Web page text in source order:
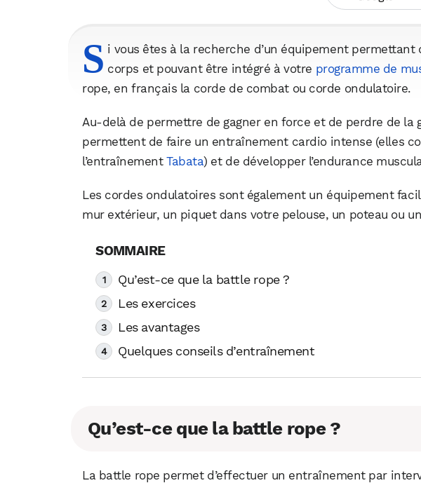
S i vous êtes à la recherche d’un équipement permettant
corps et pouvant être intégré à votre programme de
rope, en français la corde de combat ou corde ondulatoire.
Au-delà de permettre de gagner en force et de perdre de la
permettent de faire un entraînement cardio intense (elles
l’entraînementTabata) et de développer l’endurance
Les cordes ondulatoires sont également un équipement
mur extérieur, un piquet dans votre pelouse, un poteau ou
Qu’est-ce que la battle rope ?
Les exercices
Les avantages
Quelques conseils d’entraînement
Qu’est-ce que la battle rope ?
La battle rope permet d’effectuer un entraînement par